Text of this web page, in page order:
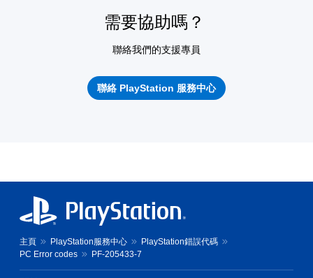
需要協助嗎？
聯絡我們的支援專員
聯絡 PlayStation 服務中心
主頁 PlayStation服務中心
PlayStation錯誤代碼
PC Error codes
PF-205433-7